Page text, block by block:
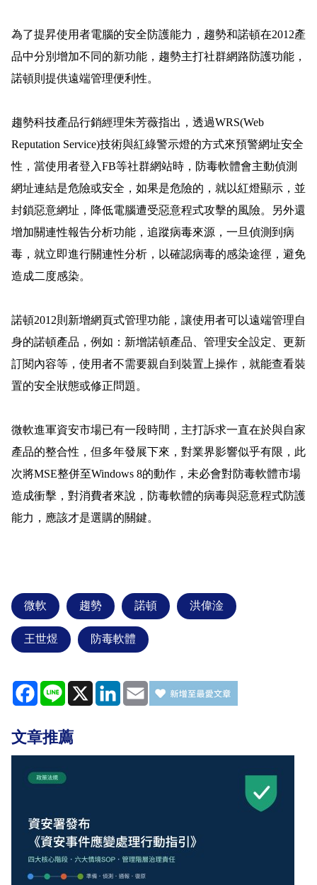
為了提昇使用者電腦的安全防護能力，趨勢和諾頓在2012產
品中分別增加不同的新功能，趨勢主打社群網路防護功能，
諾頓則提供遠端管理便利性。
趨勢科技產品行銷經理朱芳薇指出，透過WRS(Web
Reputation Service)技術與紅綠警示燈的方式來預警網址安全
性，當使用者登入FB等社群網站時，防毒軟體會主動偵測
網址連結是危險或安全，如果是危險的，就以紅燈顯示，並
封鎖惡意網址，降低電腦遭受惡意程式攻擊的風險。另外還
增加關連性報告分析功能，追蹤病毒來源，一旦偵測到病
毒，就立即進行關連性分析，以確認病毒的感染途徑，避免
造成二度感染。
諾頓2012則新增網頁式管理功能，讓使用者可以遠端管理自
身的諾頓產品，例如：新增諾頓產品、管理安全設定、更新
訂閱內容等，使用者不需要親自到裝置上操作，就能查看裝
置的安全狀態或修正問題。
微軟進軍資安市場已有一段時間，主打訴求一直在於與自家
產品的整合性，但多年發展下來，對業界影響似乎有限，此
次將MSE整併至Windows 8的動作，未必會對防毒軟體市場
造成衝擊，對消費者來說，防毒軟體的病毒與惡意程式防護
能力，應該才是選購的關鍵。
微軟 趨勢 諾頓 洪偉淦
王世煜 防毒軟體
Facebook
Line X LinkedIn
Email
文章推薦